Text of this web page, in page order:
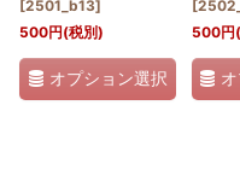
[2501_b13]
500円(税別)
オプション選択
[
500円